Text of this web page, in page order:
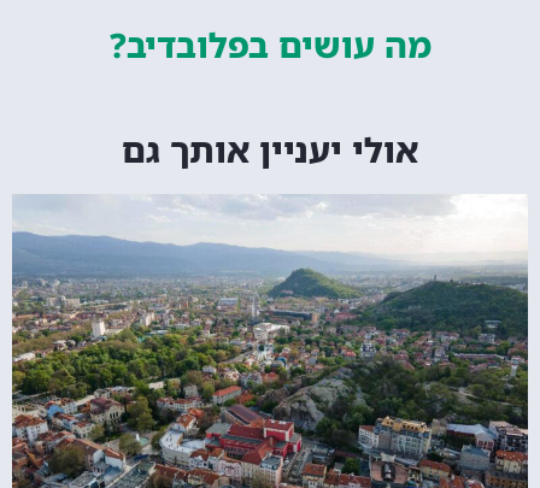
מה עושים בפלובדיב?
אולי יעניין אותך גם